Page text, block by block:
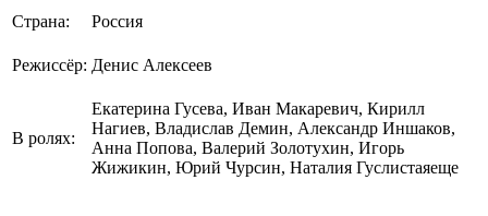
Страна: Россия
Режиссёр: Денис Алексеев
В ролях:
Екатерина Гусева, Иван Макаревич, Кирилл
Нагиев, Владислав Демин, Александр Иншаков,
Анна Попова, Валерий Золотухин, Игорь
Жижикин, Юрий Чурсин, Наталия Гуслистаяеще